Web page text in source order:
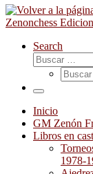
Zenonchess
Search
Buscar
Buscar
Menú
Inicio
GM Zenón
Libros en
1978-